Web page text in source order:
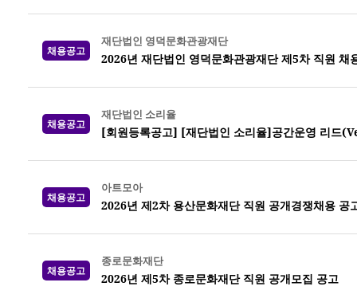
채용공고
재단법인 영덕문화관광재단
2026년 재단법인 영덕문화관광재단 제5차 직원 채
채용공고
재단법인 소리율
[회원등록공고] [재단법인 소리율]공간운영 리드
채용공고
아트모아
2026년 제2차 용산문화재단 직원 공개경쟁채용 공
채용공고
종로문화재단
2026년 제5차 종로문화재단 직원 공개모집 공고